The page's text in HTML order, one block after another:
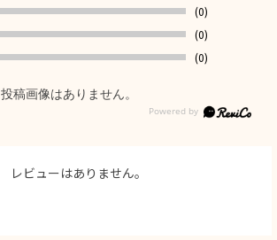
(0)
(0)
(0)
投稿画像はありません。
レビューはありません。